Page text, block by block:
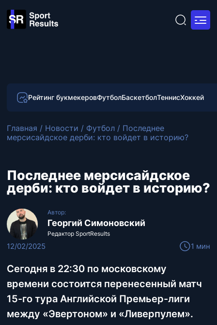
Рейтинг букмекеровФутболБаскетболТеннисХоккей
Главная / Новости / Футбол / Последнее
мерсисайдское дерби: кто войдет в историю?
Последнее мерсисайдское
дерби: кто войдет в историю?
Автор:
Георгий Симоновский
Редактор SportResults
12/02/2025 1 мин
Сегодня в 22:30 по московскому
времени состоится перенесенный матч
15-го тура Английской Премьер-лиги
между «Эвертоном» и «Ливерпулем».